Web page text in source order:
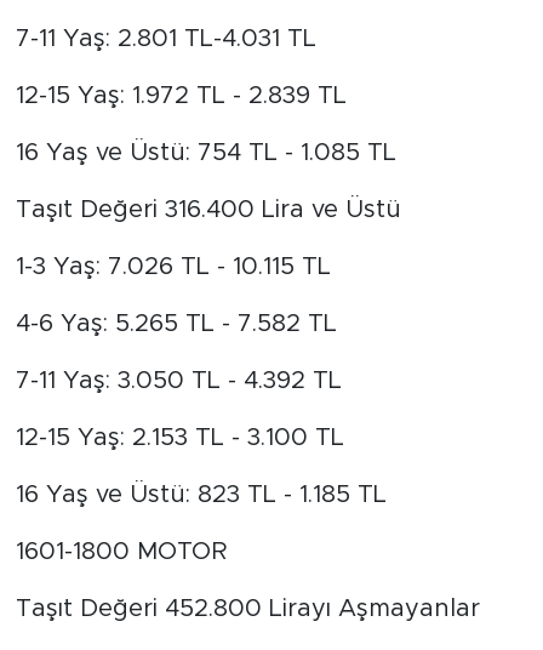
7-11 Yaş: 2.801 TL-4.031 TL
12-15 Yaş: 1.972 TL - 2.839 TL
16 Yaş ve Üstü: 754 TL - 1.085 TL
Taşıt Değeri 316.400 Lira ve Üstü
1-3 Yaş: 7.026 TL - 10.115 TL
4-6 Yaş: 5.265 TL - 7.582 TL
7-11 Yaş: 3.050 TL - 4.392 TL
12-15 Yaş: 2.153 TL - 3.100 TL
16 Yaş ve Üstü: 823 TL - 1.185 TL
1601-1800 MOTOR
Taşıt Değeri 452.800 Lirayı Aşmayanlar